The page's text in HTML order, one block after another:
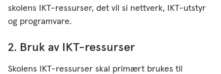
skolens IKT-ressurser, det vil si nettverk, IKT-utstyr
og programvare.
2. Bruk av IKT-ressurser
Skolens IKT-ressurser skal primært brukes til